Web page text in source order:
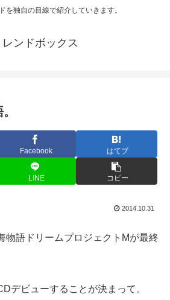
を独自の目線で紹介していきます。
レンドボックス
Facebook はてブ
LINE コピー
2014.10.31
物語ドリームプロジェクトMが最終
デビューすることが決まって。